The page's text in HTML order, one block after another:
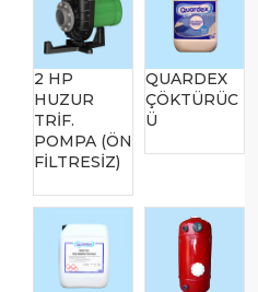
2 HP
HUZUR
TRİF.
POMPA (ÖN
FİLTRESİZ)
QUARDEX
ÇÖKTÜRÜC
Ü